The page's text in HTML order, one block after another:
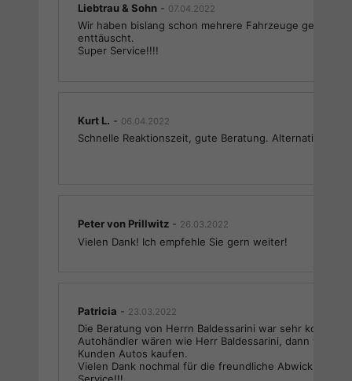
Liebtrau & Sohn - 07.04.2022
Wir haben bislang schon mehrere Fahrzeuge gekauft
enttäuscht.
Super Service!!!!
Kurt L. - 06.04.2022
Schnelle Reaktionszeit, gute Beratung. Alternative
Peter von Prillwitz - 26.03.2022
Vielen Dank! Ich empfehle Sie gern weiter!
Patricia - 23.03.2022
Die Beratung von Herrn Baldessarini war sehr
Autohändler wären wie Herr Baldessarini, dann
Kunden Autos kaufen.
Vielen Dank nochmal für die freundliche Abwicklung